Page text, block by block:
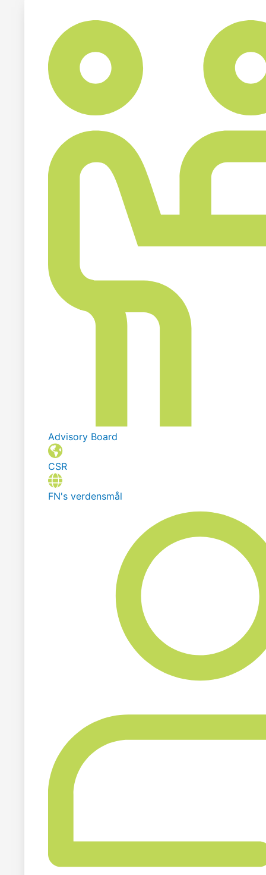
Advisory Board
CSR
FN's verdensmål